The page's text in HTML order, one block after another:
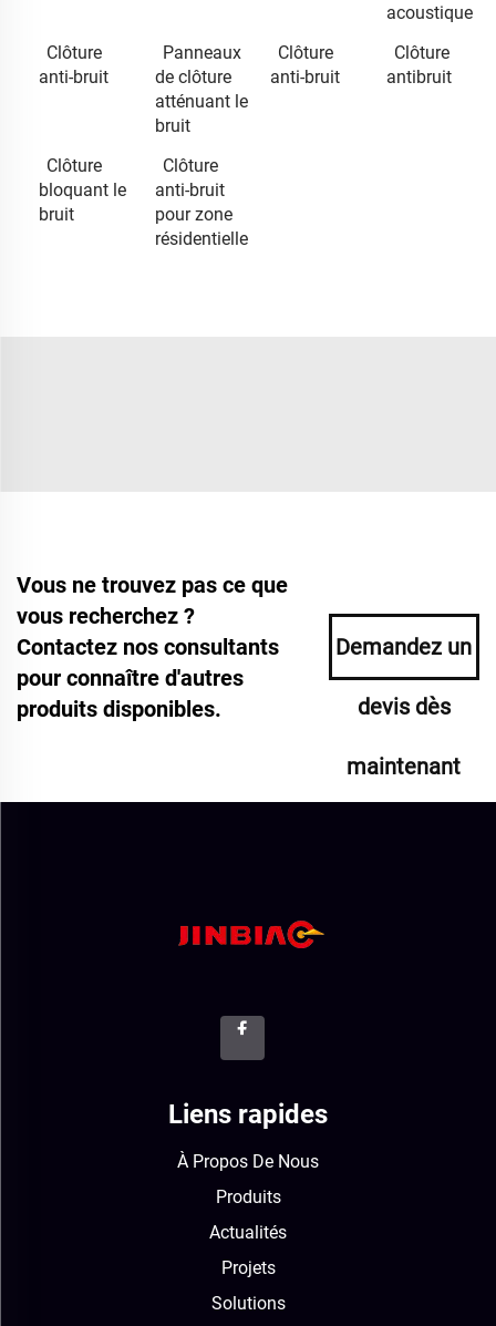
acoustique
Clôture
anti-bruit
Panneaux
de clôture
atténuant le
bruit
Clôture
anti-bruit
Clôture
antibruit
Clôture
bloquant le
bruit
Clôture
anti-bruit
pour zone
résidentielle
Vous ne trouvez pas ce que
vous recherchez ?
Contactez nos consultants
pour connaître d'autres
produits disponibles.
Demandez un
devis dès
maintenant
Liens rapides
À Propos De Nous
Produits
Actualités
Projets
Solutions